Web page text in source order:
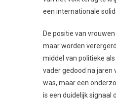
een internationale
De positie van
maar worden
middel van politieke
vader gedood na jaren
was, maar een
is een duidelijk signaal